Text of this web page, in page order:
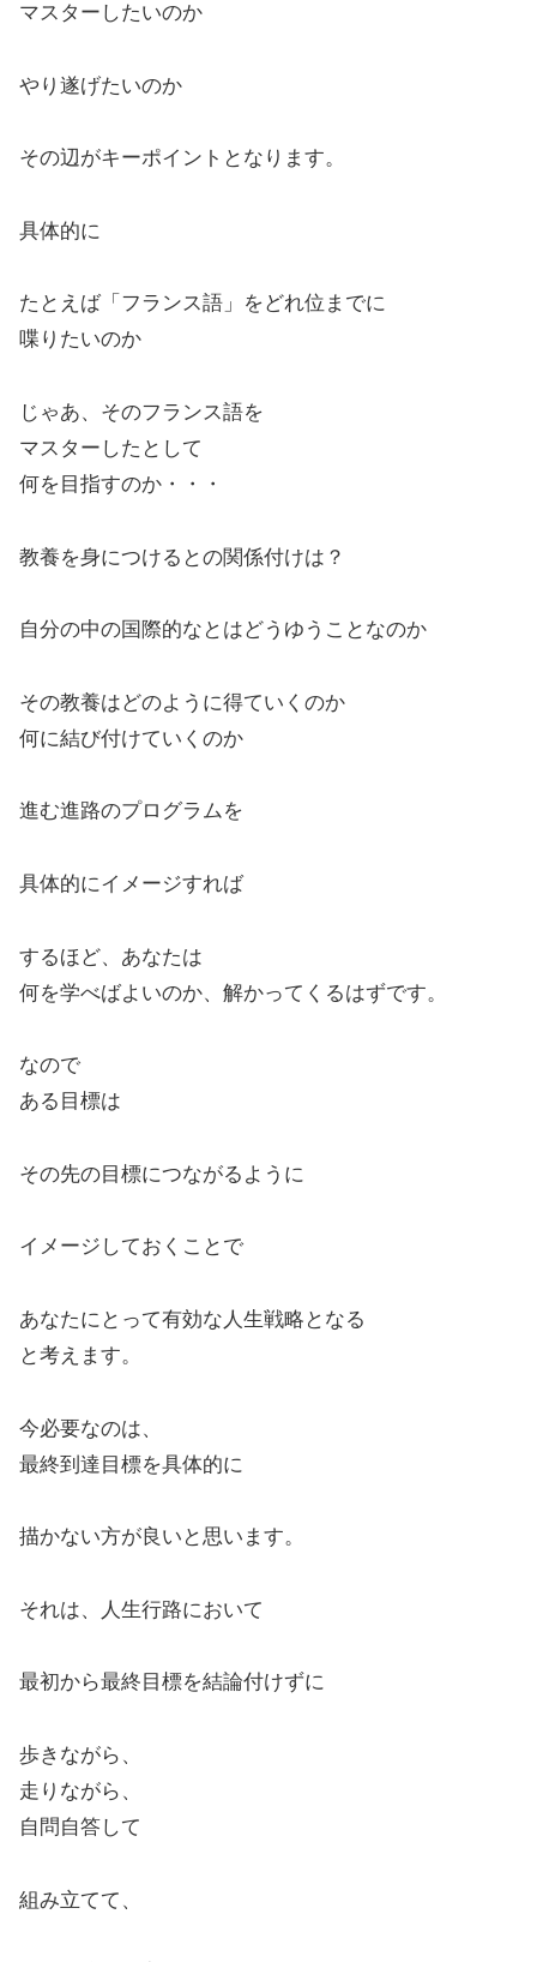
マスターしたいのか
やり遂げたいのか
その辺がキーポイントとなります。
具体的に
たとえば「フランス語」をどれ位までに
喋りたいのか
じゃあ、そのフランス語を
マスターしたとして
何を目指すのか・・・
教養を身につけるとの関係付けは？
自分の中の国際的なとはどうゆうことなのか
その教養はどのように得ていくのか
何に結び付けていくのか
進む進路のプログラムを
具体的にイメージすれば
するほど、あなたは
何を学べばよいのか、解かってくるはずです。
なので
ある目標は
その先の目標につながるように
イメージしておくことで
あなたにとって有効な人生戦略となる
と考えます。
今必要なのは、
最終到達目標を具体的に
描かない方が良いと思います。
それは、人生行路において
最初から最終目標を結論付けずに
歩きながら、
走りながら、
自問自答して
組み立てて、